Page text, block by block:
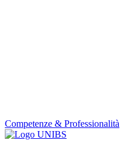
Competenze & Professionalità